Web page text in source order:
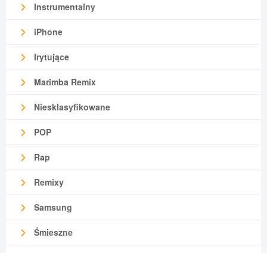
Instrumentalny
iPhone
Irytujące
Marimba Remix
Niesklasyfikowane
POP
Rap
Remixy
Samsung
Śmieszne